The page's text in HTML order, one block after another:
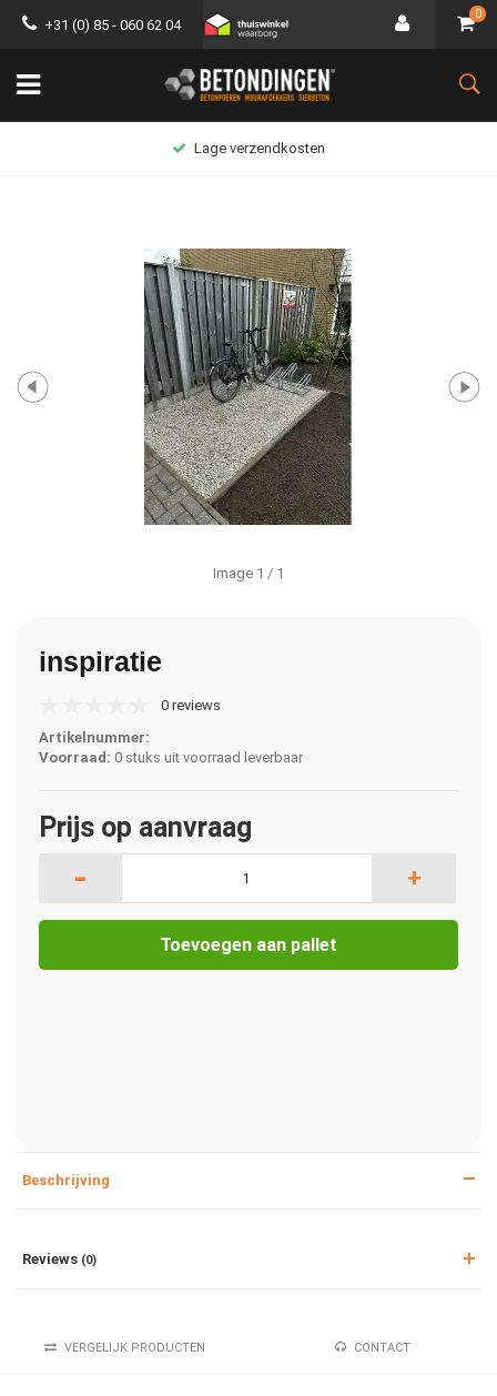
+31 (0) 85 - 060 62 04
0
Lage verzendkosten
Image 1 / 1
inspiratie
0 reviews
Artikelnummer:
Voorraad: 0 stuks uit voorraad leverbaar
Prijs op aanvraag
- +
Toevoegen aan pallet
Beschrijving
Reviews (0)
VERGELIJK PRODUCTEN CONTACT